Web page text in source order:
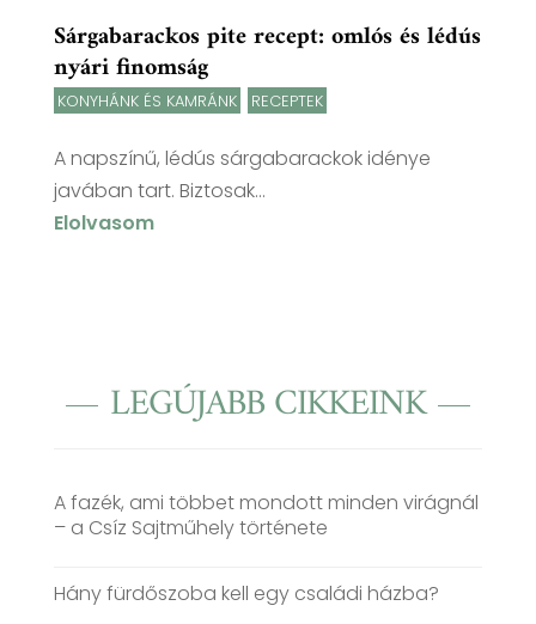
Sárgabarackos pite recept: omlós és lédús
nyári finomság
KONYHÁNK ÉS KAMRÁNK RECEPTEK
A napszínű, lédús sárgabarackok idénye
javában tart. Biztosak...
Elolvasom
LEGÚJABB CIKKEINK
A fazék, ami többet mondott minden virágnál
– a Csíz Sajtműhely története
Hány fürdőszoba kell egy családi házba?